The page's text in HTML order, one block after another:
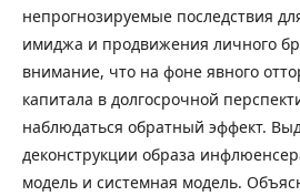
непрогнозируемые последствия
имиджа и продвижения личного
внимание, что на фоне явного
капитала в долгосрочной
наблюдаться обратный эффект.
деконструкции образа
модель и системная модель.